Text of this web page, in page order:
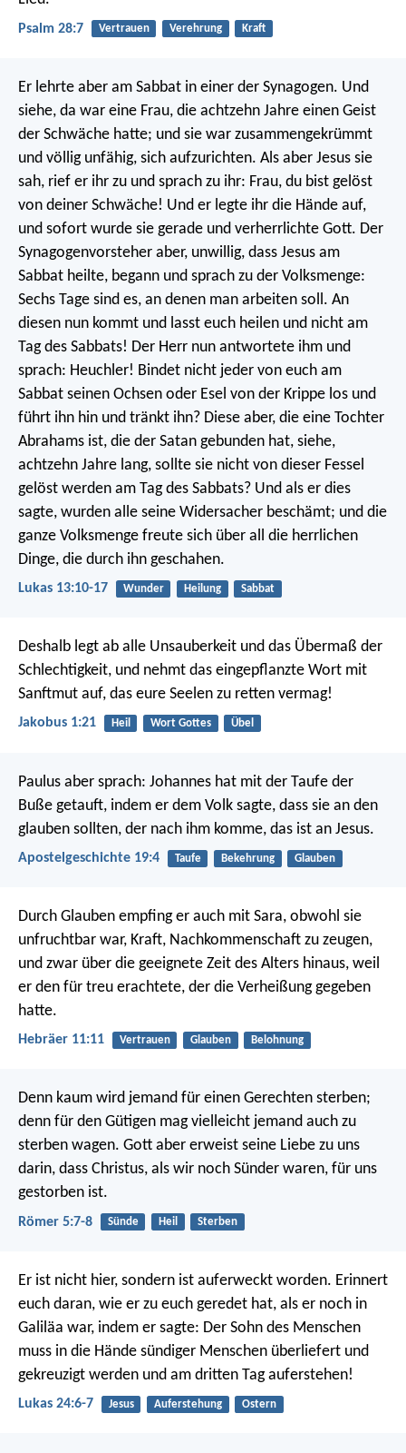
Psalm 28:7 Vertrauen Verehrung Kraft
Er lehrte aber am Sabbat in einer der Synagogen. Und
siehe, da war eine Frau, die achtzehn Jahre einen Geist
der Schwäche hatte; und sie war zusammengekrümmt
und völlig unfähig, sich aufzurichten. Als aber Jesus sie
sah, rief er ihr zu und sprach zu ihr: Frau, du bist gelöst
von deiner Schwäche! Und er legte ihr die Hände auf,
und sofort wurde sie gerade und verherrlichte Gott. Der
Synagogenvorsteher aber, unwillig, dass Jesus am
Sabbat heilte, begann und sprach zu der Volksmenge:
Sechs Tage sind es, an denen man arbeiten soll. An
diesen nun kommt und lasst euch heilen und nicht am
Tag des Sabbats! Der Herr nun antwortete ihm und
sprach: Heuchler! Bindet nicht jeder von euch am
Sabbat seinen Ochsen oder Esel von der Krippe los und
führt ihn hin und tränkt ihn? Diese aber, die eine Tochter
Abrahams ist, die der Satan gebunden hat, siehe,
achtzehn Jahre lang, sollte sie nicht von dieser Fessel
gelöst werden am Tag des Sabbats? Und als er dies
sagte, wurden alle seine Widersacher beschämt; und die
ganze Volksmenge freute sich über all die herrlichen
Dinge, die durch ihn geschahen.
Lukas 13:10-17 Wunder Heilung Sabbat
Deshalb legt ab alle Unsauberkeit und das Übermaß der
Schlechtigkeit, und nehmt das eingepflanzte Wort mit
Sanftmut auf, das eure Seelen zu retten vermag!
Jakobus 1:21 Heil Wort Gottes Übel
Paulus aber sprach: Johannes hat mit der Taufe der
Buße getauft, indem er dem Volk sagte, dass sie an den
glauben sollten, der nach ihm komme, das ist an Jesus.
Apostelgeschichte 19:4 Taufe Bekehrung Glauben
Durch Glauben empfing er auch mit Sara, obwohl sie
unfruchtbar war, Kraft, Nachkommenschaft zu zeugen,
und zwar über die geeignete Zeit des Alters hinaus, weil
er den für treu erachtete, der die Verheißung gegeben
hatte.
Hebräer 11:11 Vertrauen Glauben Belohnung
Denn kaum wird jemand für einen Gerechten sterben;
denn für den Gütigen mag vielleicht jemand auch zu
sterben wagen. Gott aber erweist seine Liebe zu uns
darin, dass Christus, als wir noch Sünder waren, für uns
gestorben ist.
Römer 5:7-8 Sünde Heil Sterben
Er ist nicht hier, sondern ist auferweckt worden. Erinnert
euch daran, wie er zu euch geredet hat, als er noch in
Galiläa war, indem er sagte: Der Sohn des Menschen
muss in die Hände sündiger Menschen überliefert und
gekreuzigt werden und am dritten Tag auferstehen!
Lukas 24:6-7 Jesus Auferstehung Ostern